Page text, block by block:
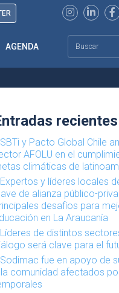
AGENDA
recientes
SBTi y Pacto Global Chile
AFOLU en el
climáticas de
Expertos y líderes locales
de alianza público-
desafíos para
en La Araucanía
Líderes de distintos
será clave para el
Sodimac fue en apoyo de
comunidad afectados